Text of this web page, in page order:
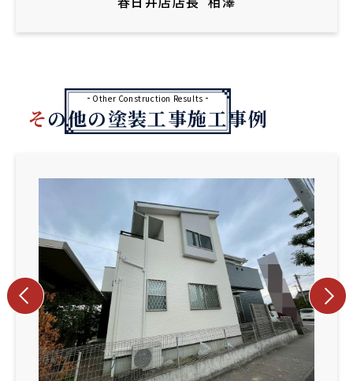
Other Construction Results
その他の塗装工事施工事例